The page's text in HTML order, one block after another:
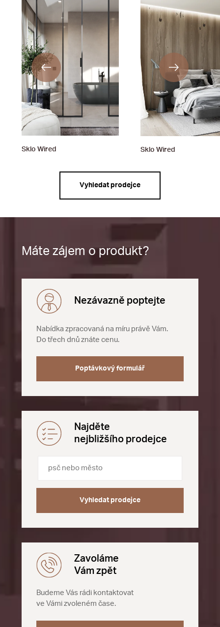
Sklo Wired Sklo Wired
Vyhledat prodejce
Máte zájem o produkt?
Nezávazně poptejte
Nabídka zpracovaná na míru právě Vám.
Do třech dnů znáte cenu.
Poptávkový formulář
Najděte
nejbližšího prodejce
Vyhledat prodejce
Zavoláme
Vám zpět
Budeme Vás rádi kontaktovat
ve Vámi zvoleném čase.